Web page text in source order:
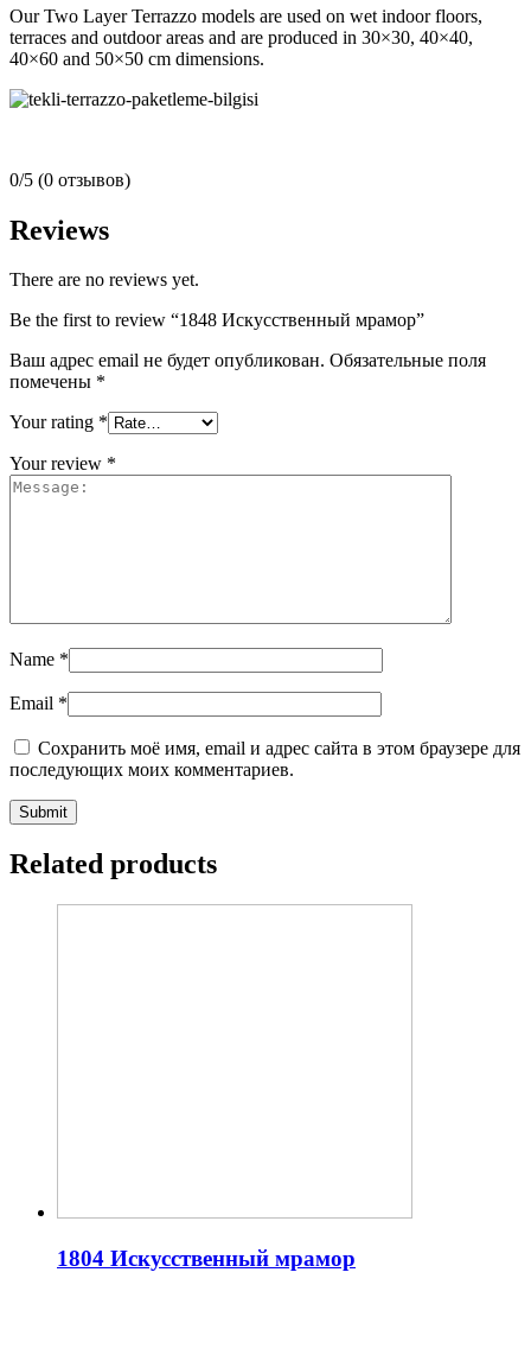
Our Two Layer Terrazzo models are used on wet indoor floors,
terraces and outdoor areas and are produced in 30×30, 40×40,
40×60 and 50×50 cm dimensions.
0/5 (0 отзывов)
Reviews
There are no reviews yet.
Be the first to review “1848 Искусственный мрамор”
Ваш адрес email не будет опубликован. Обязательные поля
помечены *
Your rating *
Your review *
Name *
Email *
Сохранить моё имя, email и адрес сайта в этом браузере для
последующих моих комментариев.
Related products
1804 Искусственный мрамор